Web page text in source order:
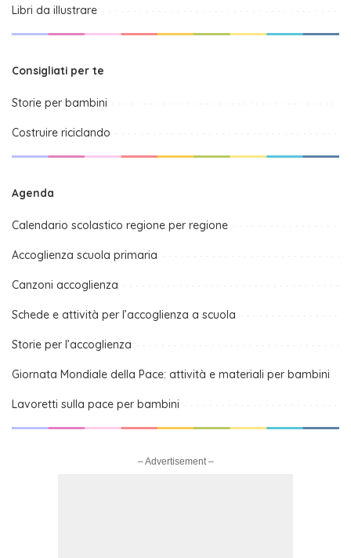
Libri da illustrare
Consigliati per te
Storie per bambini
Costruire riciclando
Agenda
Calendario scolastico regione per regione
Accoglienza scuola primaria
Canzoni accoglienza
Schede e attività per l’accoglienza a scuola
Storie per l’accoglienza
Giornata Mondiale della Pace: attività e materiali per bambini
Lavoretti sulla pace per bambini
– Advertisement –